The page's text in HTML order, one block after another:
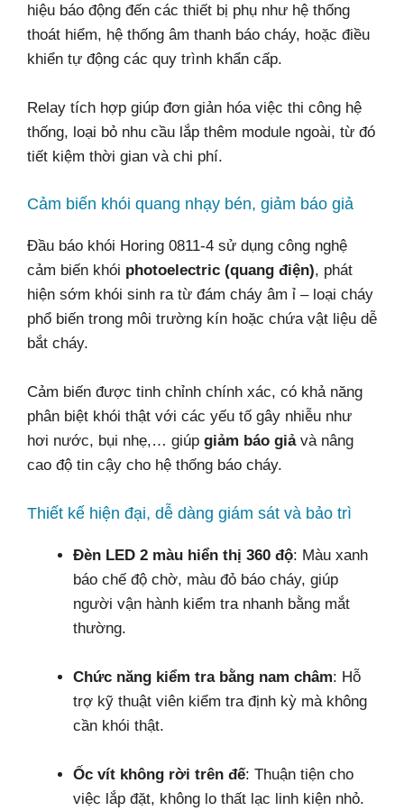
hiệu báo động đến các thiết bị phụ như hệ thống
thoát hiểm, hệ thống âm thanh báo cháy, hoặc điều
khiển tự động các quy trình khẩn cấp.
Relay tích hợp giúp đơn giản hóa việc thi công hệ
thống, loại bỏ nhu cầu lắp thêm module ngoài, từ đó
tiết kiệm thời gian và chi phí.
Cảm biến khói quang nhạy bén, giảm báo giả
Đầu báo khói Horing 0811-4 sử dụng công nghệ
cảm biến khói photoelectric (quang điện), phát
hiện sớm khói sinh ra từ đám cháy âm ỉ – loại cháy
phổ biến trong môi trường kín hoặc chứa vật liệu dễ
bắt cháy.
Cảm biến được tinh chỉnh chính xác, có khả năng
phân biệt khói thật với các yếu tố gây nhiễu như
hơi nước, bụi nhẹ,… giúp giảm báo giảvà nâng
cao độ tin cậy cho hệ thống báo cháy.
Thiết kế hiện đại, dễ dàng giám sát và bảo trì
Đèn LED 2 màu hiển thị 360 độ: Màu xanh
báo chế độ chờ, màu đỏ báo cháy, giúp
người vận hành kiểm tra nhanh bằng mắt
thường.
Chức năng kiểm tra bằng nam châm: Hỗ
trợ kỹ thuật viên kiểm tra định kỳ mà không
cần khói thật.
Ốc vít không rời trên đế: Thuận tiện cho
việc lắp đặt, không lo thất lạc linh kiện nhỏ.